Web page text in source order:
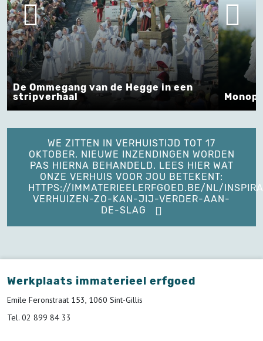
De Ommegang van de Hegge in een
stripverhaal
WE ZITTEN IN VERHUISTIJD TOT 17
OKTOBER. NIEUWE INZENDINGEN WORDEN
PAS HIERNA BEHANDELD. LEES HIER WAT
ONZE VERHUIS VOOR JOU BETEKENT:
HTTPS://IMMATERIEELERFGOED.BE/NL/
VERHUIZEN-ZO-KAN-JIJ-VERDER-AAN-
DE-SLAG
Werkplaats immaterieel erfgoed
Emile Feronstraat 153, 1060 Sint-Gillis
Tel. 02 899 84 33